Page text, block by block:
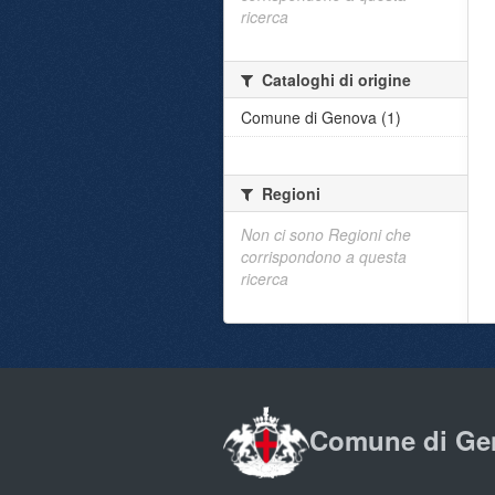
ricerca
Cataloghi di origine
Comune di Genova (1)
Regioni
Non ci sono Regioni che
corrispondono a questa
ricerca
Comune di